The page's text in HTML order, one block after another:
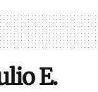
E.